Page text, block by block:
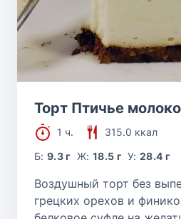
Торт Птичье
1 ч.
315.0 ккал
Б:9.3 г Ж: 18.5 г У:28.4 г
Воздушный торт без
грецких орехов и